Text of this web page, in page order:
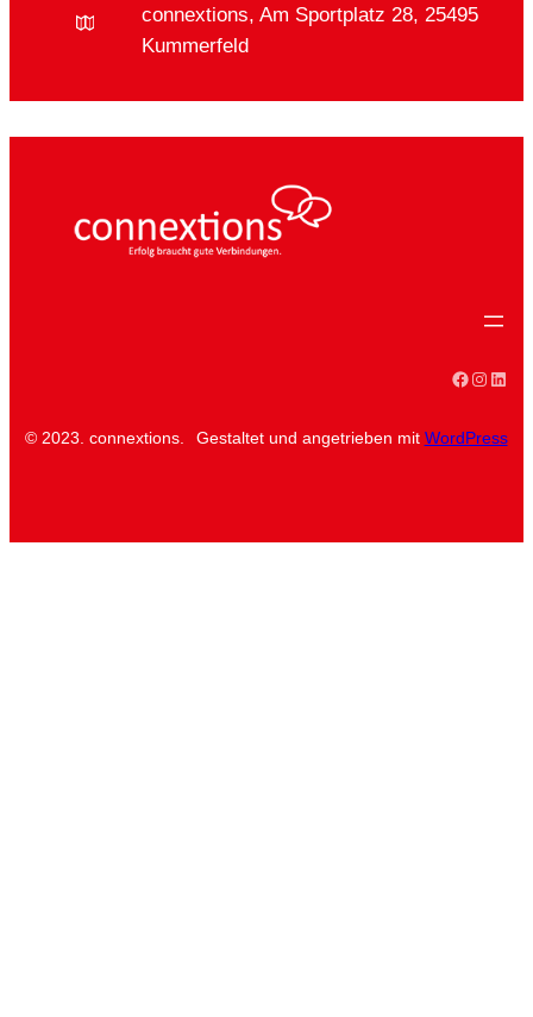
connextions, Am Sportplatz 28, 25495
Kummerfeld
Facebook
© 2023. connextions. Gestaltet und angetrieben mit WordPress